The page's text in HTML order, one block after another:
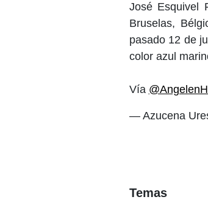
José Esquivel
Bruselas,
pasado 12 de
color azul
Vía
— Azucena
Temas